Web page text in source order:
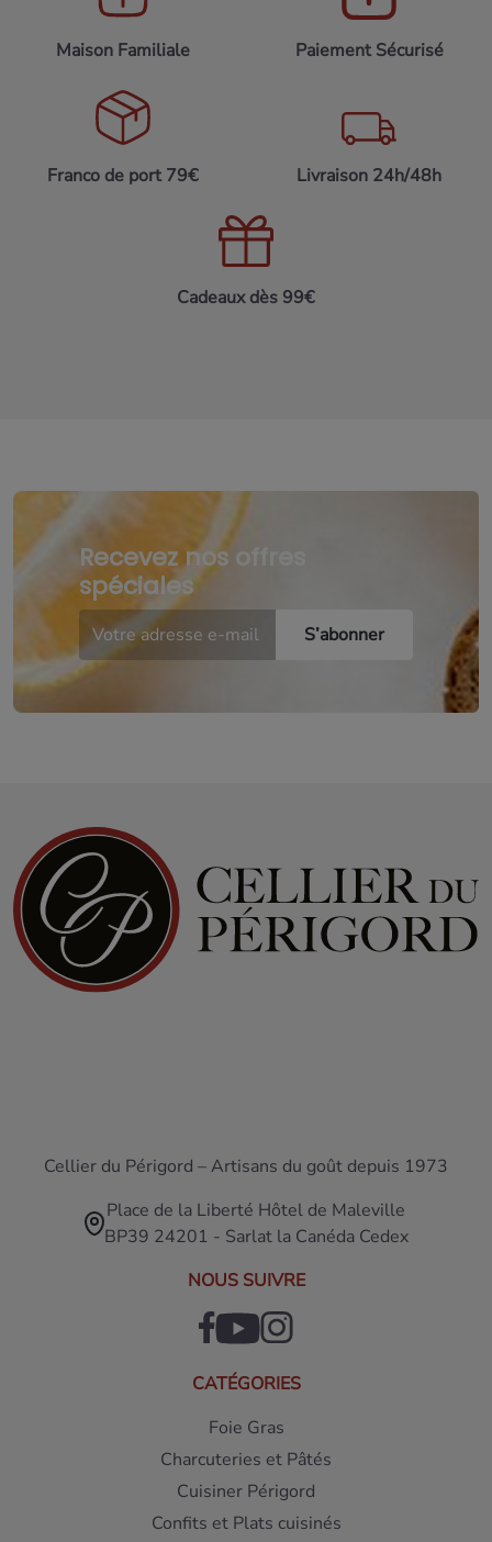
Maison Familiale Paiement Sécurisé
Franco de port 79€ Livraison 24h/48h
Cadeaux dès 99€
Recevez nos offres
spéciales
Cellier du Périgord – Artisans du goût depuis 1973
Place de la Liberté Hôtel de Maleville
BP39 24201 - Sarlat la Canéda Cedex
NOUS SUIVRE
CATÉGORIES
Foie Gras
Charcuteries et Pâtés
Cuisiner Périgord
Confits et Plats cuisinés